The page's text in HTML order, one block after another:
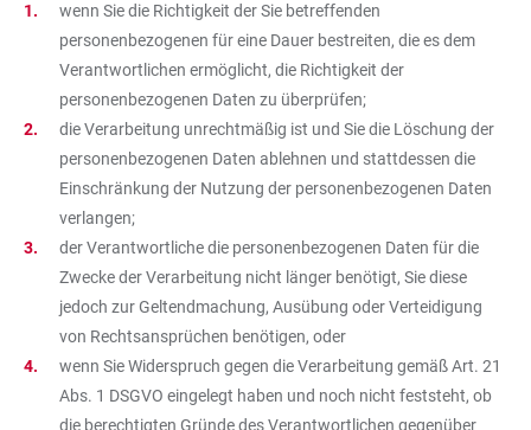
wenn Sie die Richtigkeit der Sie betreffenden
personenbezogenen für eine Dauer bestreiten, die es dem
Verantwortlichen ermöglicht, die Richtigkeit der
personenbezogenen Daten zu überprüfen;
die Verarbeitung unrechtmäßig ist und Sie die Löschung der
personenbezogenen Daten ablehnen und stattdessen die
Einschränkung der Nutzung der personenbezogenen Daten
verlangen;
der Verantwortliche die personenbezogenen Daten für die
Zwecke der Verarbeitung nicht länger benötigt, Sie diese
jedoch zur Geltendmachung, Ausübung oder Verteidigung
von Rechtsansprüchen benötigen, oder
wenn Sie Widerspruch gegen die Verarbeitung gemäß Art. 21
Abs. 1 DSGVO eingelegt haben und noch nicht feststeht, ob
die berechtigten Gründe des Verantwortlichen gegenüber